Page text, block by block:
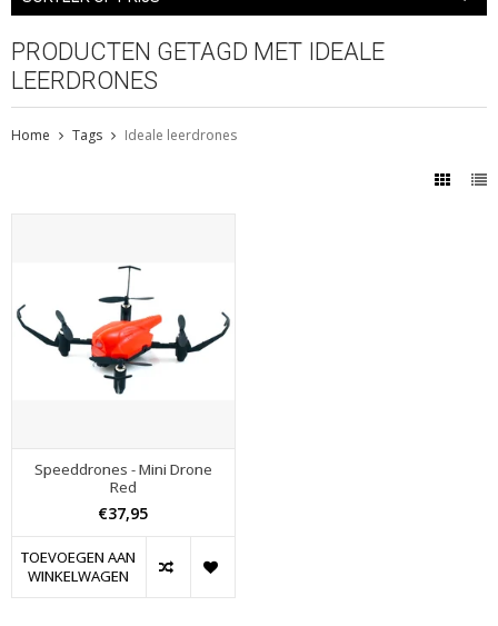
PRODUCTEN GETAGD MET IDEALE
LEERDRONES
Home Tags Ideale leerdrones
Speeddrones - Mini Drone
Red
€37,95
TOEVOEGEN AAN
WINKELWAGEN